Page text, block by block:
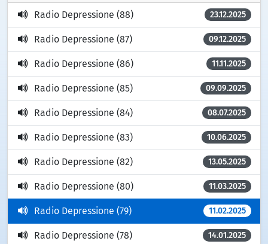
Radio Depressione (88) 23.12.2025
Radio Depressione (87) 09.12.2025
Radio Depressione (86) 11.11.2025
Radio Depressione (85) 09.09.2025
Radio Depressione (84) 08.07.2025
Radio Depressione (83) 10.06.2025
Radio Depressione (82) 13.05.2025
Radio Depressione (80) 11.03.2025
Radio Depressione (79) 11.02.2025
Radio Depressione (78) 14.01.2025